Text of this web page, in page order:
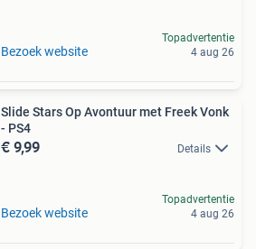
Bezoek website
Topadvertentie
4 aug 26
Slide Stars Op Avontuur met Freek Vonk
- PS4
€ 9,99 Details
Bezoek website
Topadvertentie
4 aug 26